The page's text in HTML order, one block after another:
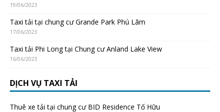
19/06/2023
Taxi tải tại chung cư Grande Park Phú Lãm
17/06/2023
Taxi tải Phi Long tại Chung cư Anland Lake View
16/06/2023
DỊCH VỤ TAXI TẢI
Thuê xe tải tại chung cư BID Residence Tố Hữu